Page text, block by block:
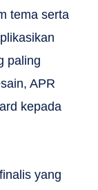
tema serta
paling
APR
kepada
yang